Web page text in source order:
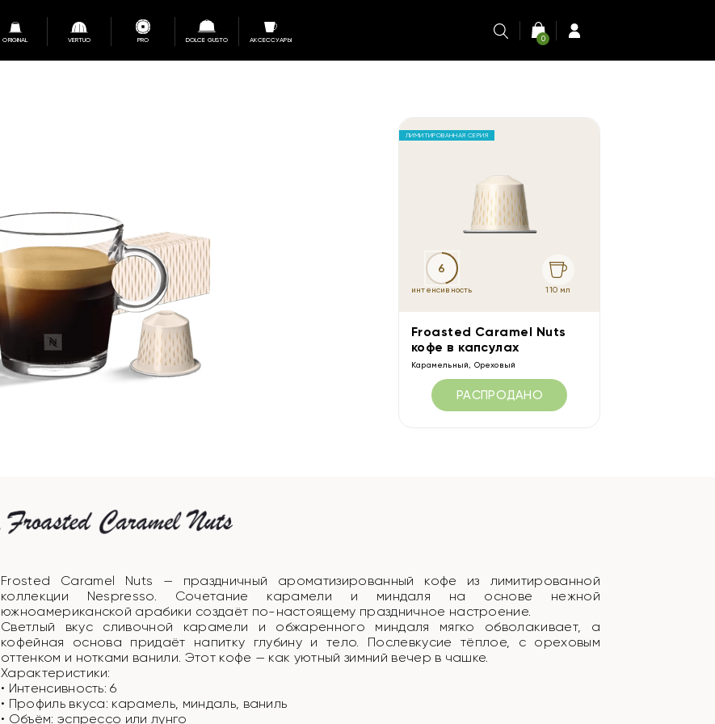
ORIGINAL VERTUO PRO DOLCE GUSTO АКСЕССУАРЫ 0
ЛИМИТИРОВАННАЯ СЕРИЯ
6
интенсивность 110 мл
Froasted Caramel Nuts
кофе в капсулах
Карамельный, Ореховый
РАСПРОДАНО
Frosted Caramel Nuts — праздничный ароматизированный кофе из лимитированной
коллекции Nespresso. Сочетание карамели и миндаля на основе нежной
южноамериканской арабики создаёт по-настоящему праздничное настроение.
Светлый вкус сливочной карамели и обжаренного миндаля мягко обволакивает, а
кофейная основа придаёт напитку глубину и тело. Послевкусие тёплое, с ореховым
оттенком и нотками ванили. Этот кофе — как уютный зимний вечер в чашке.
Характеристики:
• Интенсивность: 6
• Профиль вкуса: карамель, миндаль, ваниль
• Объём: эспрессо или лунго